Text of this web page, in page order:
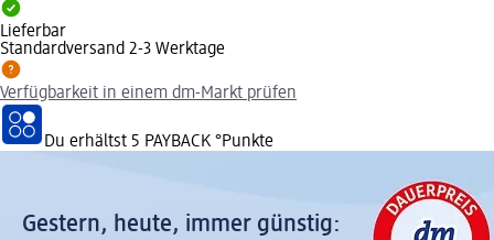
Lieferbar
Standardversand 2-3 Werktage
Verfügbarkeit in einem dm-Markt prüfen
Du erhältst 5 PAYBACK °Punkte
Gestern, heute, immer günstig: